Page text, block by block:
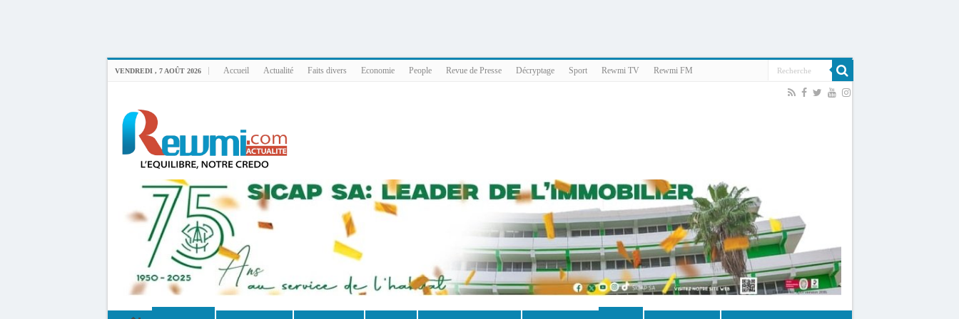
VENDREDI , 7 AOÛT 2026 Accueil Actualité Faits divers Economie People Revue de Presse Décryptage Sport Rewmi TV Rewmi FM